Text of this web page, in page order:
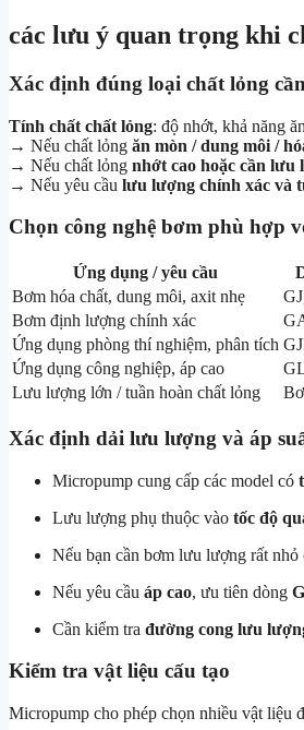
các lưu ý quan trọng khi
Xác định đúng loại chất lỏng
Tính chất chất lỏng: độ nhớt, khả năng
→ Nếu chất lỏng ăn mòn / dung môi /
→ Nếu chất lỏng nhớt cao hoặc cần lưu
→ Nếu yêu cầu lưu lượng chính xác và
Chọn công nghệ bơm phù hợp
Ứng dụng / yêu cầu
Bơm hóa chất, dung môi, axit nhẹ
Bơm định lượng chính xác
Ứng dụng phòng thí nghiệm, phân tích
Ứng dụng công nghiệp, áp cao
Lưu lượng lớn / tuần hoàn chất lỏng
Xác định dải lưu lượng và áp
Micropump cung cấp các model có
Lưu lượng phụ thuộc vào tốc độ
Nếu bạn cần bơm lưu lượng rất
Nếu yêu cầu áp cao, ưu tiên dòng
Cần kiểm tra đường cong lưu
Kiểm tra vật liệu cấu tạo
Micropump cho phép chọn nhiều vật liệu